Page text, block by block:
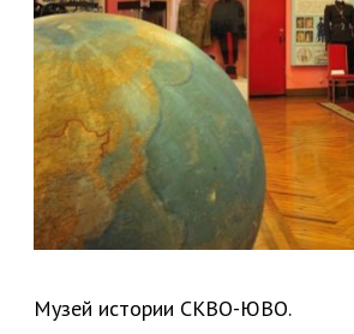
Музей истории СКВО-ЮВО.